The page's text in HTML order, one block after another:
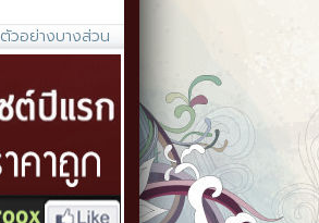
ตัวอย่างบางส่วน